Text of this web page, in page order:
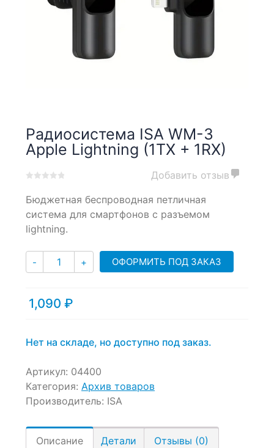
Радиосистема ISA WM-3
Apple Lightning (1TX + 1RX)
out
on
Добавить отзыв
Бюджетная беспроводная петличная
система для смартфонов с разъемом
lightning.
- Количество
+ ОФОРМИТЬ ПОД ЗАКАЗ
1,090 ₽
Нет на складе, но доступно под заказ.
Артикул: 04400
Категория: Архив товаров
Производитель: ISA
Описание Детали Отзывы (0)